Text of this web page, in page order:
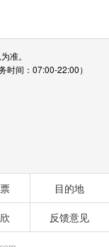
准。
时间：07:00-22:00）
目的地
反馈意见